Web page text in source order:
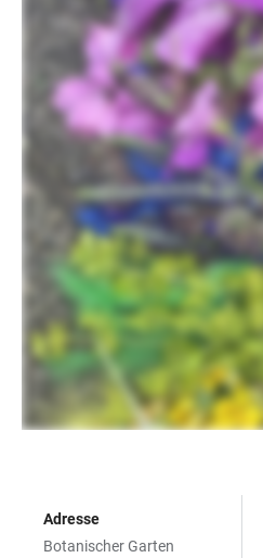
Adresse
Botanischer Garten